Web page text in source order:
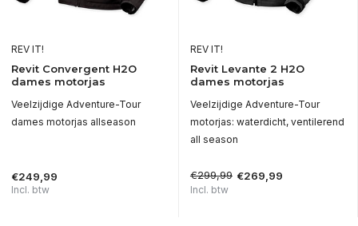
REV IT!
Revit Convergent H2O
dames motorjas
Veelzijdige Adventure-Tour
dames motorjas allseason
€249,99
Incl. btw
REV IT!
Revit Levante 2 H2O
dames motorjas
Veelzijdige Adventure-Tour
motorjas: waterdicht, ventilerend
all season
€299,99 €269,99
Incl. btw